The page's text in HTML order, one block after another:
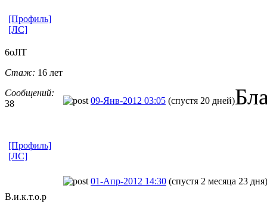
[Профиль]
[ЛС]
6oJIT
Стаж: 16 лет
Сообщений:
38
09-Янв-2012 03:05 (спустя 20 дней)
[Профиль]
[ЛС]
В.и.к.т.о.р
01-Апр-2012 14:30 (спустя 2 месяца 23 дня)